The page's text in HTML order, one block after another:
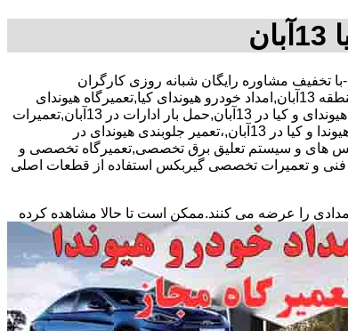
رحیمی-با تخفیف مشاوره رایگان شبانه روزی کارگران
,تعمیرگاه هیوندای کیا منطقه 13آبان,امداد خودرو هیوندای کیا,تعمیرگاه هیوندای
کیا,ارائه دهنده خدمات تخصصی خودرو هیوندایبهترین و معتبرترین تعمیرگاه ها و مراکز خدمات پس از فروش مجاز هیوندای,حتعمیرگاه فوق تخصصی هیوندای و کیا در 13آبان,حمل بار ادارات در 13آبان,تعمیرات
تخصصی موتور و گیربکس اتوماتیک،هیوندا سوناتا,آزرا,سانتافه,جنسیس,کیا اسپورتیچ-کیا اوپتیما‌,ماهاوی-سورنتو با نرخ اتحادیه,تعمیر موتور خودروهای هیوندا و کیا در 13آبان,،تعمیر جلوبندی هیوندای در
های و سیستم تعلیق برق تخصصی,تعمیرگاه تخصصی و
فنی و تعمیرات تخصصی گیربکس استفاده از قطعات اصلی
را عرضه می کنند.ممکن است تا حالا مشاهده کرده